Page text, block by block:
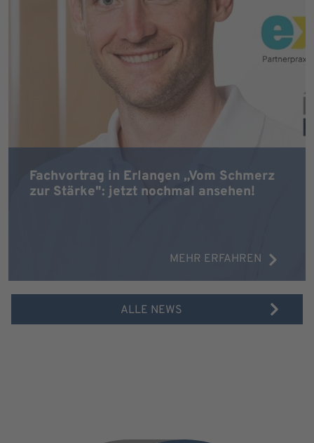
Fachvortrag in Erlangen „Vom Schmerz
zur Stärke": jetzt nochmal ansehen!
MEHR ERFAHREN
ALLE NEWS